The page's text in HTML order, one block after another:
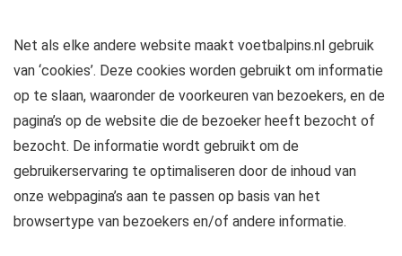
Net als elke andere website maakt voetbalpins.nl gebruik
van ‘cookies’. Deze cookies worden gebruikt om informatie
op te slaan, waaronder de voorkeuren van bezoekers, en de
pagina’s op de website die de bezoeker heeft bezocht of
bezocht. De informatie wordt gebruikt om de
gebruikerservaring te optimaliseren door de inhoud van
onze webpagina’s aan te passen op basis van het
browsertype van bezoekers en/of andere informatie.